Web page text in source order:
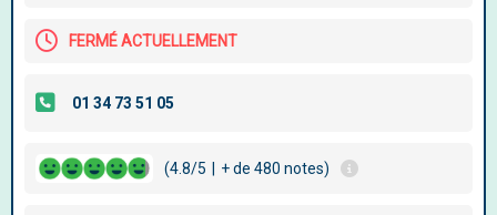
FERMÉ ACTUELLEMENT
(4.8/5 + de 480 notes)